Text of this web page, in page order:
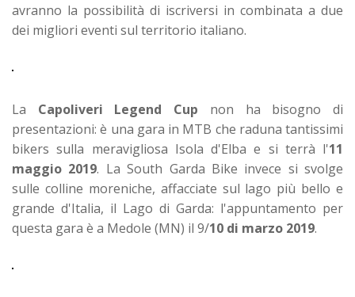
avranno la possibilità di iscriversi in combinata a due
dei migliori eventi sul territorio italiano.
La Capoliveri Legend Cup non ha bisogno di
presentazioni: è una gara in MTB che raduna tantissimi
bikers sulla meravigliosa Isola d'Elba e si terrà l'11
maggio 2019. La South Garda Bike invece si svolge
sulle colline moreniche, affacciate sul lago più bello e
grande d'Italia, il Lago di Garda: l'appuntamento per
questa gara è a Medole (MN) il 9/10 di marzo 2019.